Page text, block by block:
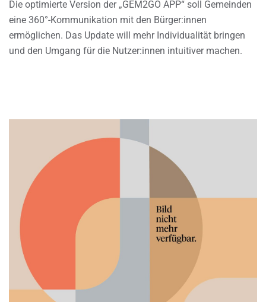
Die optimierte Version der „GEM2GO APP“ soll Gemeinden
eine 360°-Kommunikation mit den Bürger:innen
ermöglichen. Das Update will mehr Individualität bringen
und den Umgang für die Nutzer:innen intuitiver machen.